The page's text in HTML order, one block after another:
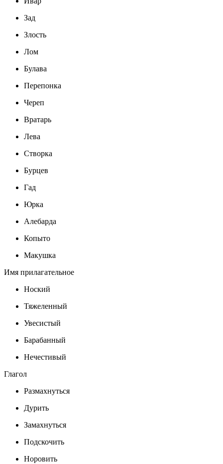
Зад
Злость
Лом
Булава
Перепонка
Череп
Вратарь
Лева
Створка
Бурцев
Гад
Юрка
Алебарда
Копыто
Макушка
Имя прилагательное
Ноский
Тяжеленный
Увесистый
Барабанный
Нечестивый
Глагол
Размахнуться
Дурить
Замахнуться
Подскочить
Норовить